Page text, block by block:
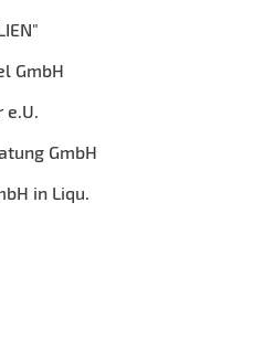
GmbH
e.U.
GmbH
in Liqu.